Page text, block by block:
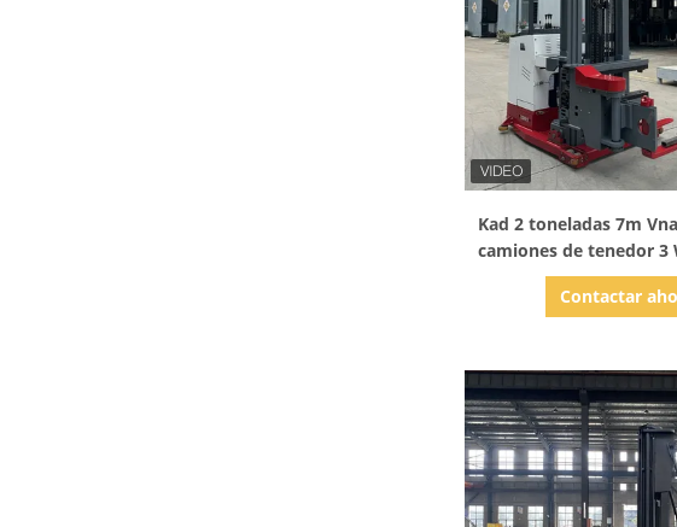
Kad 2 toneladas 7m
camiones de tenedor 3
Contactar